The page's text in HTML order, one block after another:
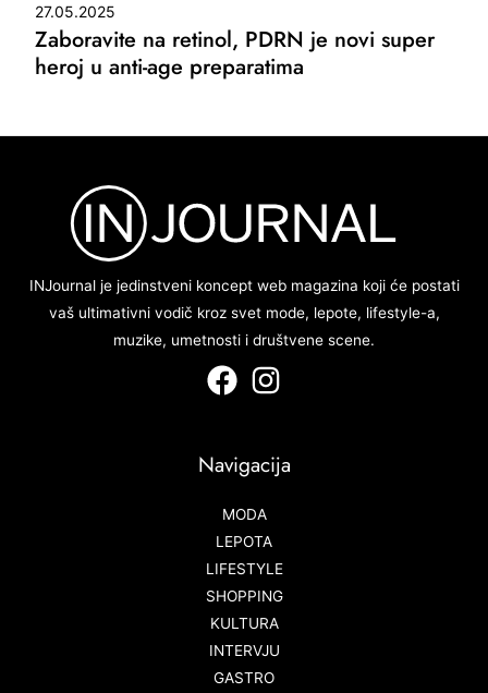
27.05.2025
Zaboravite na retinol, PDRN je novi super
heroj u anti-age preparatima
INJournal je jedinstveni koncept web magazina koji će postati
vaš ultimativni vodič kroz svet mode, lepote, lifestyle-a,
muzike, umetnosti i društvene scene.
Navigacija
MODA
LEPOTA
LIFESTYLE
SHOPPING
KULTURA
INTERVJU
GASTRO